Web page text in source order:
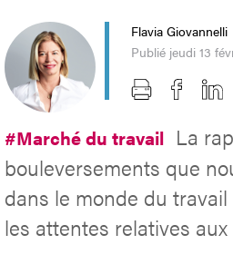
Flavia Giovannelli
Publié jeudi 13
#Marché du travail La
bouleversements que
dans le monde du
les attentes relatives